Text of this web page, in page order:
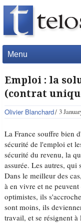
Menu
Emploi : la
(contrat
Olivier Blanchard 3
La France souffre bien
sécurité de l'emploi et
sécurité du revenu, la
assurée. Les autres,
Dans le meilleur des
à en vivre et ne
optimistes, ils
sont moins, ils
travail, et se résignent à